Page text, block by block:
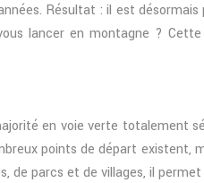
Résultat : il est désormais
lancer en montagne ?
en voie verte totalement
points de départ existent,
de parcs et de villages, il